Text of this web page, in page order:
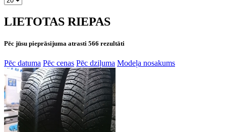
LIETOTAS RIEPAS
Pēc jūsu pieprāsijuma atrasti 566 rezultāti
Pēc datuma Pēc cenas Pēc dziļuma Modeļa nosakums